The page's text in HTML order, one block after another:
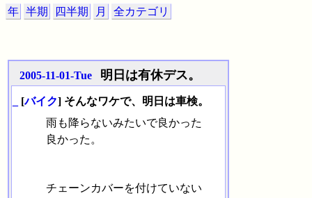
年 半期 四半期 月 全カテゴリ
2005-11-01-Tue 明日は有休デス。
[バイク] そんなワケで、明日は車検。
雨も降らないみたいで良かった
良かった。
チェーンカバーを付けていない